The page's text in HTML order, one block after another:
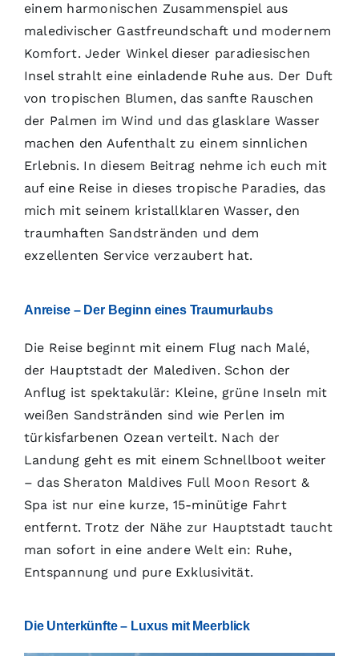
einem harmonischen Zusammenspiel aus
maledivischer Gastfreundschaft und modernem
Komfort. Jeder Winkel dieser paradiesischen
Insel strahlt eine einladende Ruhe aus. Der Duft
von tropischen Blumen, das sanfte Rauschen
der Palmen im Wind und das glasklare Wasser
machen den Aufenthalt zu einem sinnlichen
Erlebnis. In diesem Beitrag nehme ich euch mit
auf eine Reise in dieses tropische Paradies, das
mich mit seinem kristallklaren Wasser, den
traumhaften Sandstränden und dem
exzellenten Service verzaubert hat.
Anreise – Der Beginn eines Traumurlaubs
Die Reise beginnt mit einem Flug nach Malé,
der Hauptstadt der Malediven. Schon der
Anflug ist spektakulär: Kleine, grüne Inseln mit
weißen Sandstränden sind wie Perlen im
türkisfarbenen Ozean verteilt. Nach der
Landung geht es mit einem Schnellboot weiter
– das Sheraton Maldives Full Moon Resort &
Spa ist nur eine kurze, 15-minütige Fahrt
entfernt. Trotz der Nähe zur Hauptstadt taucht
man sofort in eine andere Welt ein: Ruhe,
Entspannung und pure Exklusivität.
Die Unterkünfte – Luxus mit Meerblick